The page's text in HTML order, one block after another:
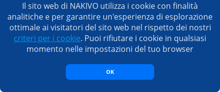
TRY FOR FREE
Le persone leggono anche
Il sito web di NAKIVO utilizza i cookie con finalità
analitiche e per garantire un'esperienza di esplorazione
ottimale ai visitatori del sito web nel rispetto dei nostri
criteri per i cookie. Puoi rifiutare i cookie in qualsiasi
momento nelle impostazioni del tuo browser
OK